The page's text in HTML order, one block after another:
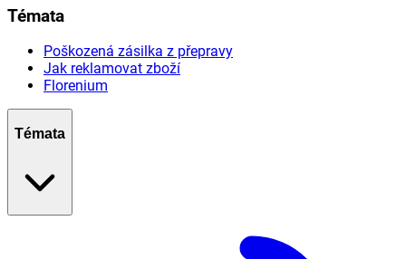
Témata
Poškozená zásilka z přepravy
Jak reklamovat zboží
Florenium
Témata